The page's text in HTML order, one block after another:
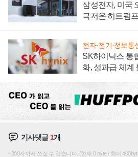
삼성전자, 미국
극저온 히트펌
전자·전기·정보통
SK하이닉스 통
화, 성과급 체계
기사댓글 1개
200자까지 쓰실 수 있습니다. (현재 0 byte / 최대